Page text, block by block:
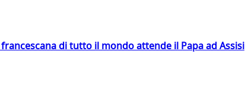
di tutto il mondo attende il Papa ad Assisi